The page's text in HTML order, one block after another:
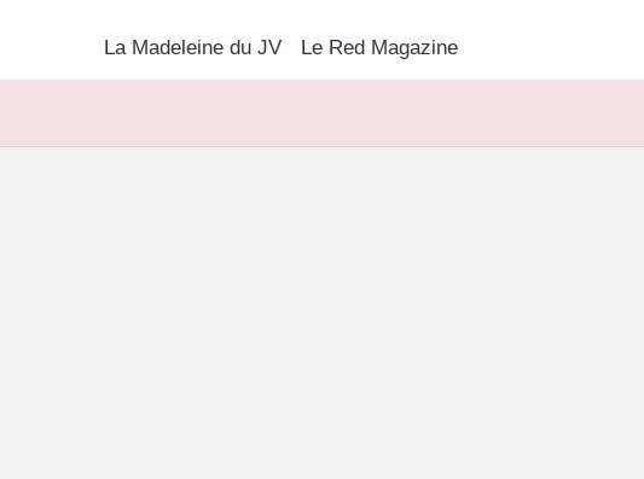
La Madeleine du JV Le Red Magazine